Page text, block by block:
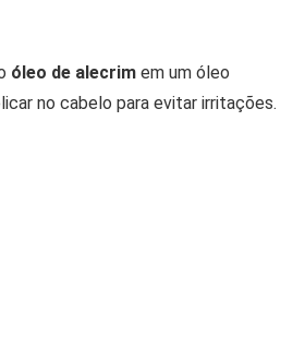
óleo de alecrim em um óleo
no cabelo para evitar irritações.